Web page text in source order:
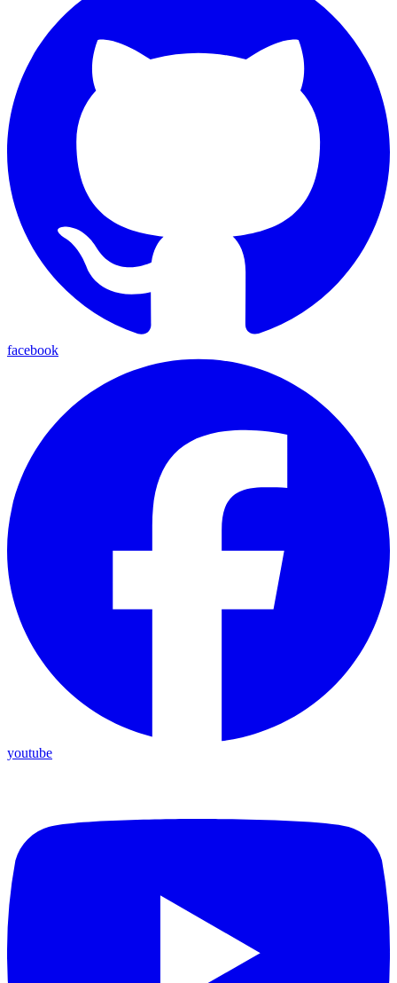
facebook
youtube